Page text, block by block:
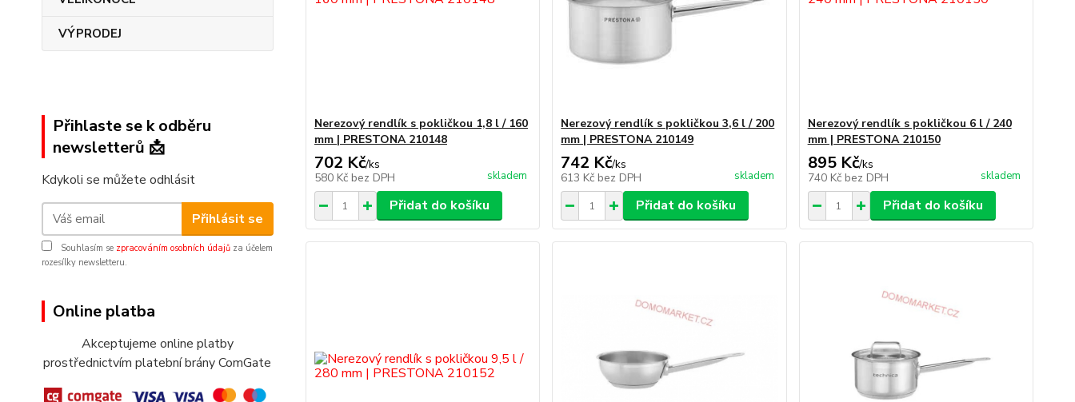
VÝPRODEJ
Přihlaste se k odběru
newsletterů 📩
Kdykoli se můžete odhlásit
Přihlásit se
Souhlasím se zpracováním osobních údajů za účelem
rozesílky newsletteru.
Online platba
Akceptujeme online platby
prostřednictvím platební brány ComGate
Nerezový rendlík s pokličkou 1,8 l / 160
mm | PRESTONA 210148
702 Kč/ks
580 Kč bez DPH skladem
Přidat do košíku
Nerezový rendlík s pokličkou 3,6 l / 200
mm | PRESTONA 210149
742 Kč/ks
613 Kč bez DPH skladem
Přidat do košíku
Nerezový rendlík s pokličkou 6 l / 240
mm | PRESTONA 210150
895 Kč/ks
740 Kč bez DPH skladem
Přidat do košíku